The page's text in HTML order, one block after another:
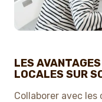
LES
LOCALES SUR
Collaborer avec les